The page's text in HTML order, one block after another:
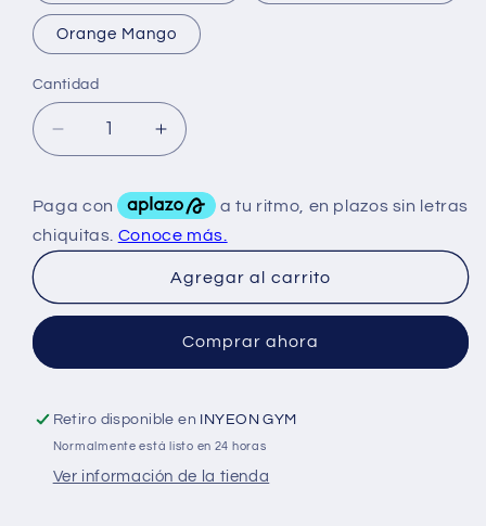
Orange Mango
Cantidad
Reducir
cantidad
Cbum
Thuper
Thavage
Serv
Aumentar
cantidad
para
Cbum
Thuper
Thavage
20
Serv
Agregar al carrito
Comprar ahora
Retiro disponible en INYEON GYM
Normalmente está listo en 24 horas
Ver información de la tienda